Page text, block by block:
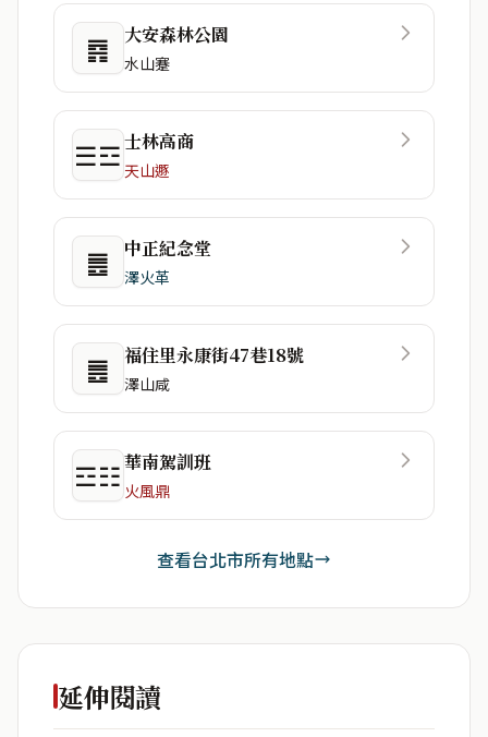
䷴ 大安森林公園
水山蹇
☰☲士林高商
天山遯
䷌ 中正紀念堂
澤火革
䷌ 福住里永康街47巷18號
澤山咸
☲☷華南駕訓班
火風鼎
查看台北市所有地點
延伸閱讀